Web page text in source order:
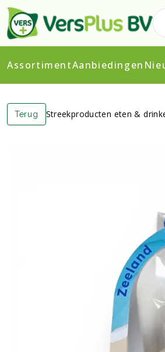
AssortimentAanbiedingen
Terug Streekproducten eten &